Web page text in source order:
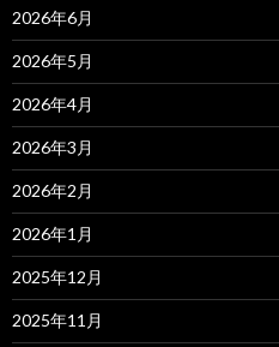
2026年6月
2026年5月
2026年4月
2026年3月
2026年2月
2026年1月
2025年12月
2025年11月